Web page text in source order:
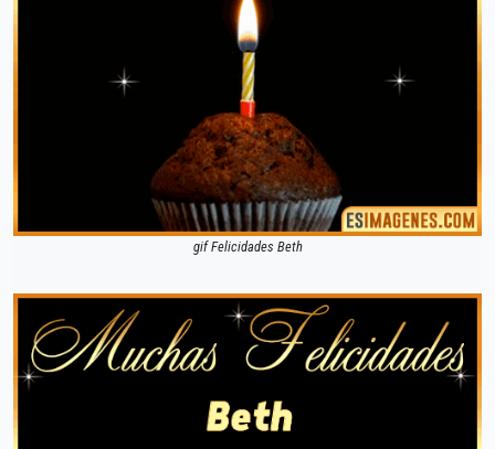
gif Felicidades Beth